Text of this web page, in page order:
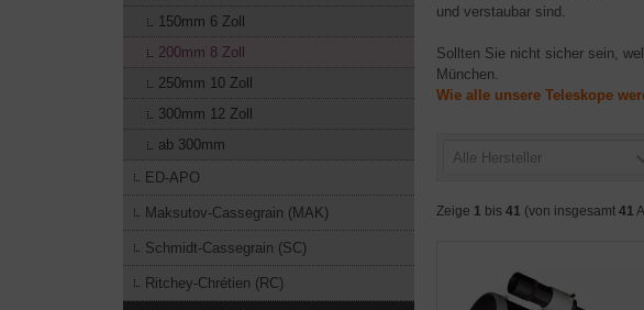
und verstaubar sind.
Sollten Sie nicht sicher sein,
München.
Wie alle unsere Teleskope
Alle Hersteller
Zeige 1 bis 41 (von insgesamt 41
150mm 6 Zoll
200mm 8 Zoll
250mm 10 Zoll
300mm 12 Zoll
ab 300mm
ED-APO
Maksutov-Cassegrain (MAK)
Schmidt-Cassegrain (SC)
Ritchey-Chrétien (RC)